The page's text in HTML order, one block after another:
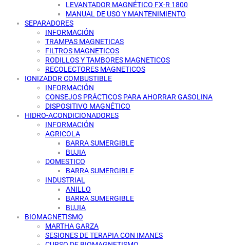
LEVANTADOR MAGNÉTICO FX-R 1800
MANUAL DE USO Y MANTENIMIENTO
SEPARADORES
INFORMACIÓN
TRAMPAS MAGNETICAS
FILTROS MAGNETICOS
RODILLOS Y TAMBORES MAGNETICOS
RECOLECTORES MAGNETICOS
IONIZADOR COMBUSTIBLE
INFORMACIÓN
CONSEJOS PRÁCTICOS PARA AHORRAR GASOLINA
DISPOSITIVO MAGNÉTICO
HIDRO-ACONDICIONADORES
INFORMACIÓN
AGRICOLA
BARRA SUMERGIBLE
BUJIA
DOMESTICO
BARRA SUMERGIBLE
INDUSTRIAL
ANILLO
BARRA SUMERGIBLE
BUJIA
BIOMAGNETISMO
MARTHA GARZA
SESIONES DE TERAPIA CON IMANES